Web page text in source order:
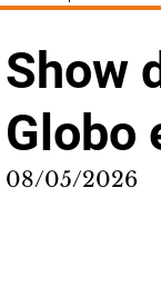
Show
Globo
08/05/2026